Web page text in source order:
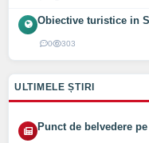
Obiective turistice in
0 303
ULTIMELE ȘTIRI
Punct de belvedere